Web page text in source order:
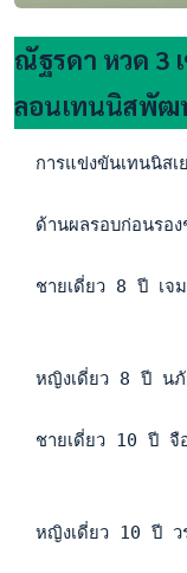
ณัฐรดา หวด 3
ลอนเทนนิสพัฒ
การแข่งขันเทนนิส
ด้านผลรอบก่อนรอ
ชายเดี่ยว 8 ปี เ
หญิงเดี่ยว 8 ปี น
ชายเดี่ยว 10 ปี
หญิงเดี่ยว 10 ปี